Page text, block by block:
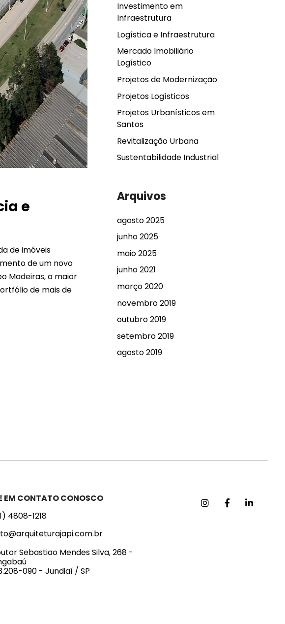
e
de imóveis
de um novo
Madeiras, a maior
de mais de
Investimento em
Infraestrutura
Logística e Infraestrutura
Mercado Imobiliário
Logístico
Projetos de Modernização
Projetos Logísticos
Projetos Urbanísticos em
Santos
Revitalização Urbana
Sustentabilidade Industrial
Arquivos
agosto 2025
junho 2025
maio 2025
junho 2021
março 2020
novembro 2019
outubro 2019
setembro 2019
agosto 2019
EM CONTATO CONOSCO
4808-1218
Sebastiao Mendes Silva, 268 -
090 - Jundiaí / SP